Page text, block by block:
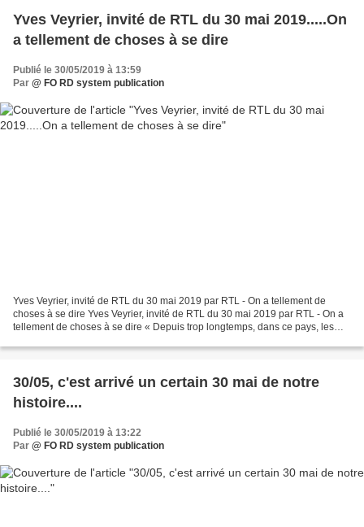
Yves Veyrier, invité de RTL du 30 mai 2019.....On
a tellement de choses à se dire
Publié le 30/05/2019 à 13:59
Par @ FO RD system publication
Yves Veyrier, invité de RTL du 30 mai 2019 par RTL - On a tellement de
choses à se dire Yves Veyrier, invité de RTL du 30 mai 2019 par RTL - On a
tellement de choses à se dire « Depuis trop longtemps, dans ce pays, les
30/05, c'est arrivé un certain 30 mai de notre
histoire....
Publié le 30/05/2019 à 13:22
Par @ FO RD system publication